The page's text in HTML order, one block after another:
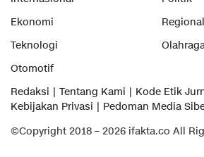
Ekonomi
Regional
Teknologi
Otomotif
Redaksi
Tentang Kami
Kode Etik
Kebijakan Privasi
Pedoman Media
©Copyright 2018 – 2026 ifakta.co All